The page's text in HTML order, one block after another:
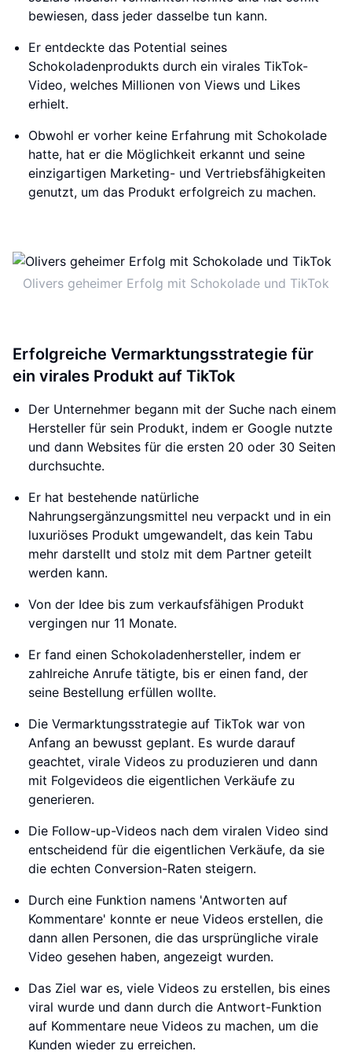
bewiesen, dass jeder dasselbe tun kann.
Er entdeckte das Potential seines
Schokoladenprodukts durch ein virales TikTok-
Video, welches Millionen von Views und Likes
erhielt.
Obwohl er vorher keine Erfahrung mit Schokolade
hatte, hat er die Möglichkeit erkannt und seine
einzigartigen Marketing- und Vertriebsfähigkeiten
genutzt, um das Produkt erfolgreich zu machen.
Olivers geheimer Erfolg mit Schokolade und TikTok
Erfolgreiche Vermarktungsstrategie für
ein virales Produkt auf TikTok
Der Unternehmer begann mit der Suche nach einem
Hersteller für sein Produkt, indem er Google nutzte
und dann Websites für die ersten 20 oder 30 Seiten
durchsuchte.
Er hat bestehende natürliche
Nahrungsergänzungsmittel neu verpackt und in ein
luxuriöses Produkt umgewandelt, das kein Tabu
mehr darstellt und stolz mit dem Partner geteilt
werden kann.
Von der Idee bis zum verkaufsfähigen Produkt
vergingen nur 11 Monate.
Er fand einen Schokoladenhersteller, indem er
zahlreiche Anrufe tätigte, bis er einen fand, der
seine Bestellung erfüllen wollte.
Die Vermarktungsstrategie auf TikTok war von
Anfang an bewusst geplant. Es wurde darauf
geachtet, virale Videos zu produzieren und dann
mit Folgevideos die eigentlichen Verkäufe zu
generieren.
Die Follow-up-Videos nach dem viralen Video sind
entscheidend für die eigentlichen Verkäufe, da sie
die echten Conversion-Raten steigern.
Durch eine Funktion namens 'Antworten auf
Kommentare' konnte er neue Videos erstellen, die
dann allen Personen, die das ursprüngliche virale
Video gesehen haben, angezeigt wurden.
Das Ziel war es, viele Videos zu erstellen, bis eines
viral wurde und dann durch die Antwort-Funktion
auf Kommentare neue Videos zu machen, um die
Kunden wieder zu erreichen.